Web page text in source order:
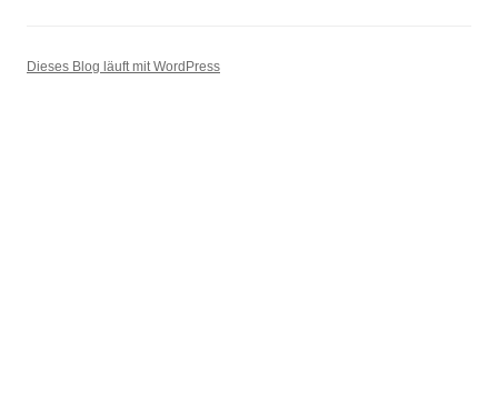
Dieses Blog läuft mit WordPress